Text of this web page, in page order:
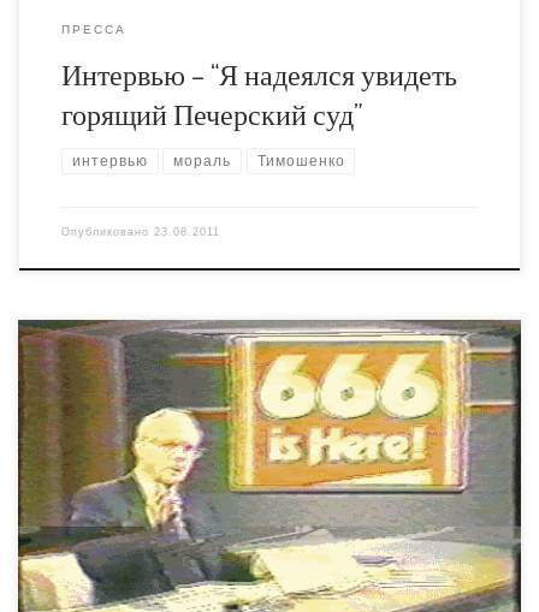
ПРЕССА
Интервью – “Я надеялся увидеть
горящий Печерский суд”
интервью мораль Тимошенко
Опубликовано 23.08.2011
Про гнидофон, гомосексуализм, современное искусство
и 23. http://kievreport.com/arts/204 Ну і на останок скажи
чесно, що ти думаєш про контемпорарі арт? Под
словосочетанием «contemporary art» разные люди
понимают совершенно разные вещи. Для
консервативного обывателя «современное искусство»
— это в первую очередь нечто провокационное,
непонятное, вызывающее отвращение. «Вы не
художники, вы педерасты!» […]